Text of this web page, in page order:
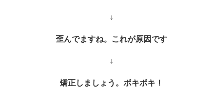
↓
歪んでますね。これが原因です
↓
矯正しましょう。ボキボキ！